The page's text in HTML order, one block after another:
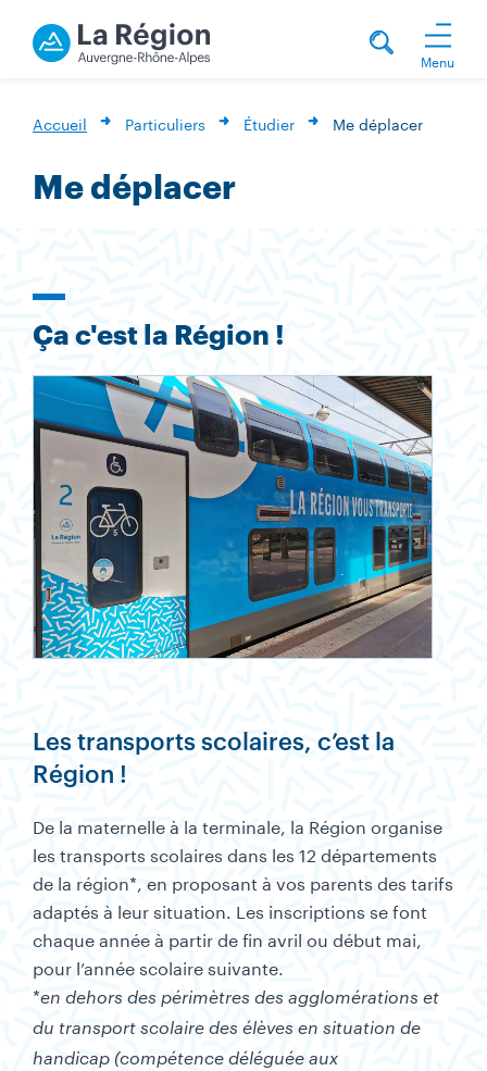
Menu
Accueil Particuliers Étudier Me déplacer
Me déplacer
Ça c'est la Région !
Les transports scolaires, c’est la
Région !
De la maternelle à la terminale, la Région organise
les transports scolaires dans les 12 départements
de la région*, en proposant à vos parents des tarifs
adaptés à leur situation. Les inscriptions se font
chaque année à partir de fin avril ou début mai,
pour l’année scolaire suivante.
*en dehors des périmètres des agglomérations et
du transport scolaire des élèves en situation de
handicap (compétence déléguée aux